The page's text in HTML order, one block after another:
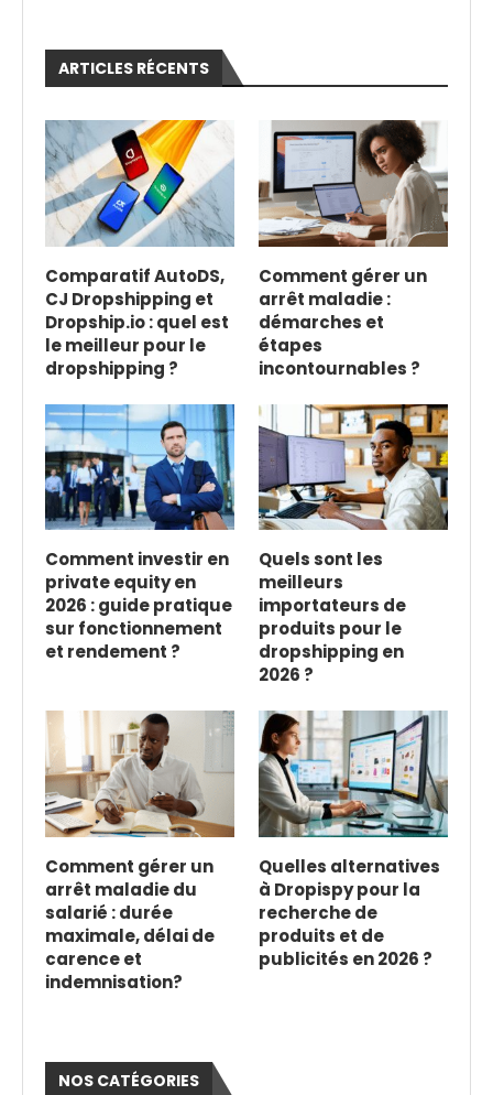
ARTICLES RÉCENTS
Comparatif AutoDS,
CJ Dropshipping et
Dropship.io : quel est
le meilleur pour le
dropshipping ?
Comment gérer un
arrêt maladie :
démarches et
étapes
incontournables ?
Comment investir en
private equity en
2026 : guide pratique
sur fonctionnement
et rendement ?
Quels sont les
meilleurs
importateurs de
produits pour le
dropshipping en
2026 ?
Comment gérer un
arrêt maladie du
salarié : durée
maximale, délai de
carence et
indemnisation?
Quelles alternatives
à Dropispy pour la
recherche de
produits et de
publicités en 2026 ?
NOS CATÉGORIES